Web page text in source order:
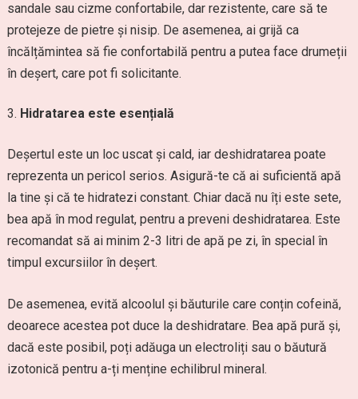
sandale sau cizme confortabile, dar rezistente, care să te
protejeze de pietre și nisip. De asemenea, ai grijă ca
încălțămintea să fie confortabilă pentru a putea face drumeții
în deșert, care pot fi solicitante.
Hidratarea este esențială
Deșertul este un loc uscat și cald, iar deshidratarea poate
reprezenta un pericol serios. Asigură-te că ai suficientă apă
la tine și că te hidratezi constant. Chiar dacă nu îți este sete,
bea apă în mod regulat, pentru a preveni deshidratarea. Este
recomandat să ai minim 2-3 litri de apă pe zi, în special în
timpul excursiilor în deșert.
De asemenea, evită alcoolul și băuturile care conțin cofeină,
deoarece acestea pot duce la deshidratare. Bea apă pură și,
dacă este posibil, poți adăuga un electroliți sau o băutură
izotonică pentru a-ți menține echilibrul mineral.